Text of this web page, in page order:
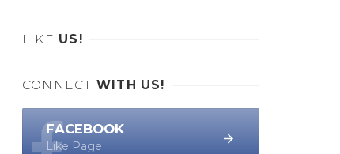
LIKE US!
CONNECT WITH US!
FACEBOOK
Like Page